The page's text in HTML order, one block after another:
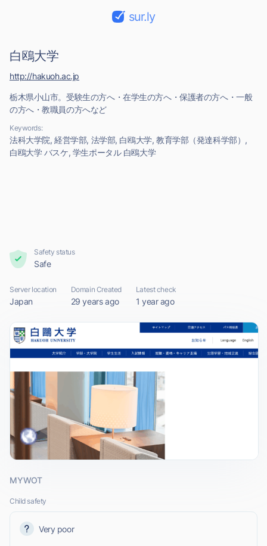
sur.ly
白鴎大学
栃木県小山市。受験生の方へ・在学生の方へ・保護者の方へ・一般
の方へ・教職員の方へなど
Keywords:
法科大学院, 経営学部, 法学部, 白鴎大学, 教育学部（発達科学部）,
白鴎大学 バスケ, 学生ポータル 白鴎大学
http://hakuoh.ac.jp
Safety status
Safe
Server location
Japan
Domain Created
29 years ago
Latest check
1 year ago
MYWOT
Child safety
Very poor